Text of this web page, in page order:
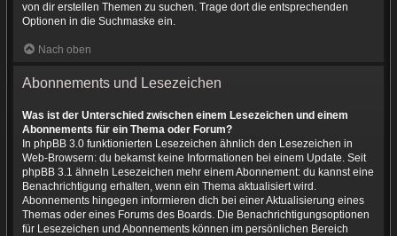
von dir erstellen Themen zu suchen. Trage dort die entsprechenden
Optionen in die Suchmaske ein.
Nach oben
Abonnements und Lesezeichen
Was ist der Unterschied zwischen einem Lesezeichen und einem
Abonnements für ein Thema oder Forum?
In phpBB 3.0 funktionierten Lesezeichen ähnlich den Lesezeichen in
Web-Browsern: du bekamst keine Informationen bei einem Update. Seit
phpBB 3.1 ähneln Lesezeichen mehr einem Abonnement: du kannst eine
Benachrichtigung erhalten, wenn ein Thema aktualisiert wird.
Abonnements hingegen informieren dich bei einer Aktualisierung eines
Themas oder eines Forums des Boards. Die Benachrichtigungsoptionen
für Lesezeichen und Abonnements können im persönlichen Bereich